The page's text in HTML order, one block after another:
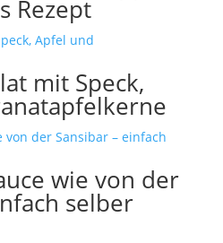
Rezept
mit Speck,
wie von der
selber